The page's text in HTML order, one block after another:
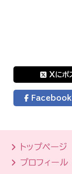
Xにポ
Facebook
トップページ
プロフィール